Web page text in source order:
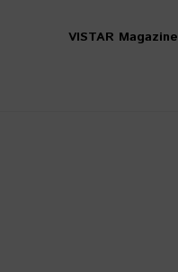
VISTAR